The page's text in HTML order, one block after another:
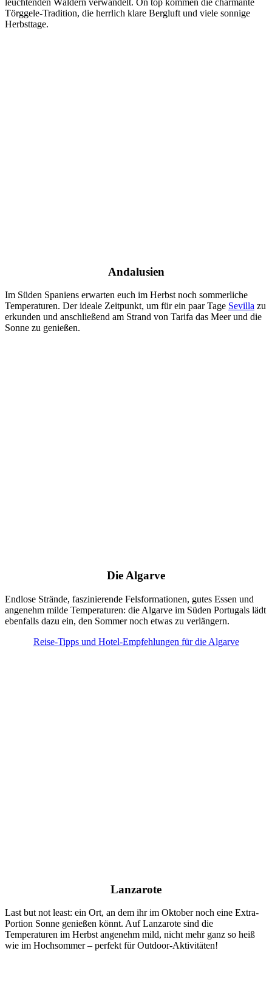
leuchtenden Wäldern verwandelt. On top kommen die charmante
Törggele-Tradition, die herrlich klare Bergluft und viele sonnige
Herbsttage.
Andalusien
Im Süden Spaniens erwarten euch im Herbst noch sommerliche
Temperaturen. Der ideale Zeitpunkt, um für ein paar Tage Sevilla zu
erkunden und anschließend am Strand von Tarifa das Meer und die
Sonne zu genießen.
Die Algarve
Endlose Strände, faszinierende Felsformationen, gutes Essen und
angenehm milde Temperaturen: die Algarve im Süden Portugals lädt
ebenfalls dazu ein, den Sommer noch etwas zu verlängern.
Reise-Tipps und Hotel-Empfehlungen für die Algarve
Lanzarote
Last but not least: ein Ort, an dem ihr im Oktober noch eine Extra-
Portion Sonne genießen könnt. Auf Lanzarote sind die
Temperaturen im Herbst angenehm mild, nicht mehr ganz so heiß
wie im Hochsommer – perfekt für Outdoor-Aktivitäten!